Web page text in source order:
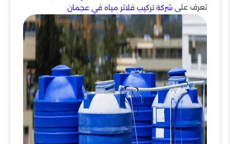
تعرف على شركة تركيب فلاتر مياه في عجمان